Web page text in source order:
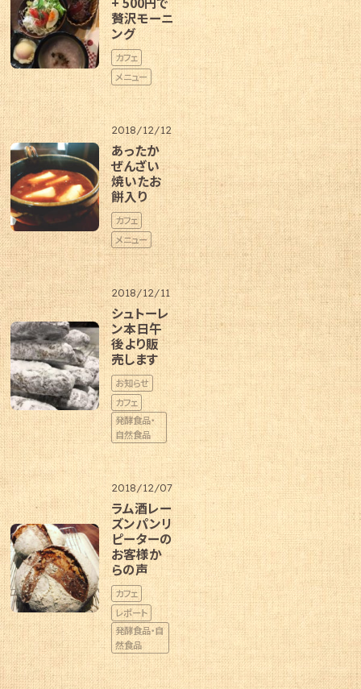
贅沢モーニ
ング
カフェ
メニュー
2018/12/12
あったか
ぜんざい
焼いたお
餅入り
カフェ
メニュー
2018/12/11
シュトーレ
ン本日午
後より販
売します
お知らせ
カフェ
発酵食品・
自然食品
2018/12/07
ラム酒レー
ズンパンリ
ピーターの
お客様か
らの声
カフェ
レポート
発酵食品・自
然食品